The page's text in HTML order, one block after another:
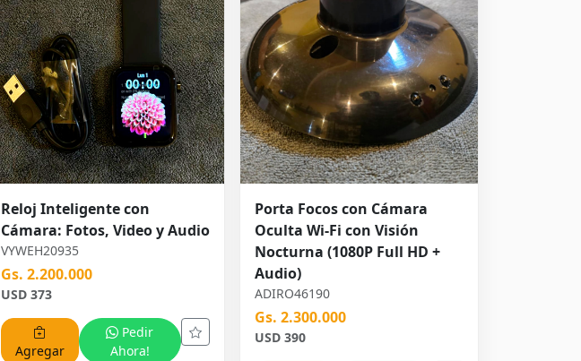
Reloj Inteligente con
Cámara: Fotos, Video y Audio
VYWEH20935
Gs. 2.200.000
USD 373
Agregar
Pedir
Ahora!
Porta Focos con Cámara
Oculta Wi-Fi con Visión
Nocturna (1080P Full HD +
Audio)
ADIRO46190
Gs. 2.300.000
USD 390